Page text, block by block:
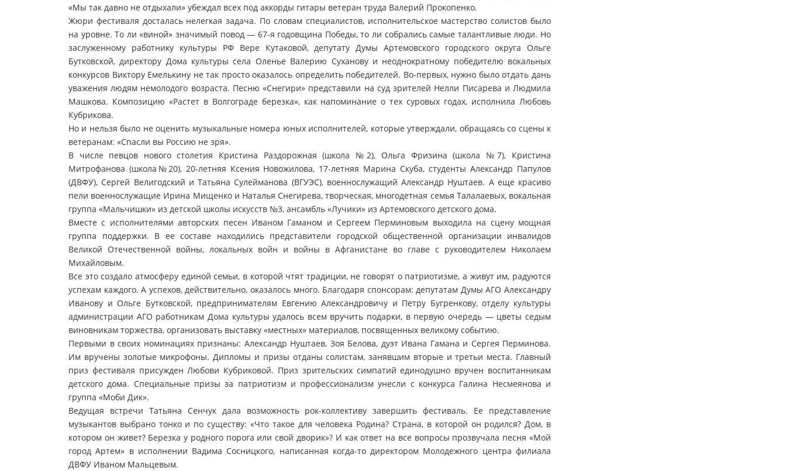
«Мы так давно не отдыхали» убеждал всех под аккорды гитары ветеран труда Валерий Прокопенко.
Жюри фестиваля досталась нелегкая задача. По словам специалистов, исполнительское мастерство солистов было
на уровне. То ли «виной» значимый повод — 67-я годовщина Победы, то ли собрались самые талантливые люди. Но
заслуженному работнику культуры РФ Вере Кутаковой, депутату Думы Артемовского городского округа Ольге
Бутковской, директору Дома культуры села Оленье Валерию Суханову и неоднократному победителю вокальных
конкурсов Виктору Емелькину не так просто оказалось определить победителей. Во-первых, нужно было отдать дань
уважения людям немолодого возраста. Песню «Снегири» представили на суд зрителей Нелли Писарева и Людмила
Машкова. Композицию «Растет в Волгограде березка», как напоминание о тех суровых годах, исполнила Любовь
Кубрикова.
Но и нельзя было не оценить музыкальные номера юных исполнителей, которые утверждали, обращаясь со сцены к
ветеранам: «Спасли вы Россию не зря».
В числе певцов нового столетия Кристина Раздорожная (школа №2), Ольга Фризина (школа №7), Кристина
Митрофанова (школа№20), 20-летняя Ксения Новожилова, 17-летняя Марина Скуба, студенты Александр Папулов
(ДВФУ), Сергей Велигодский и Татьяна Сулейманова (ВГУЭС), военнослужащий Александр Нуштаев. А еще красиво
пели военнослужащие Ирина Мищенко и Наталья Снегирева, творческая, многодетная семья Талалаевых, вокальная
группа «Мальчишки» из детской школы искусств №3, ансамбль «Лучики» из Артемовского детского дома.
Вместе с исполнителями авторских песен Иваном Гаманом и Сергеем Перминовым выходила на сцену мощная
группа поддержки. В ее составе находились представители городской общественной организации инвалидов
Великой Отечественной войны, локальных войн и войны в Афганистане во главе с руководителем Николаем
Михайловым.
Все это создало атмосферу единой семьи, в которой чтят традиции, не говорят о патриотизме, а живут им, радуются
успехам каждого. А успехов, действительно, оказалось много. Благодаря спонсорам: депутатам Думы АГО Александру
Иванову и Ольге Бутковской, предпринимателям Евгению Александровичу и Петру Бугренкову, отделу культуры
администрации АГО работникам Дома культуры удалось всем вручить подарки, в первую очередь — цветы седым
виновникам торжества, организовать выставку «местных» материалов, посвященных великому событию.
Первыми в своих номинациях признаны: Александр Нуштаев, Зоя Белова, дуэт Ивана Гамана и Сергея Перминова.
Им вручены золотые микрофоны. Дипломы и призы отданы солистам, занявшим вторые и третьи места. Главный
приз фестиваля присужден Любови Кубриковой. Приз зрительских симпатий единодушно вручен воспитанникам
детского дома. Специальные призы за патриотизм и профессионализм унесли с конкурса Галина Несмеянова и
группа «Моби Дик».
Ведущая встречи Татьяна Сенчук дала возможность рок-коллективу завершить фестиваль. Ее представление
музыкантов выбрано тонко и по существу: «Что такое для человека Родина? Страна, в которой он родился? Дом, в
котором он живет? Березка у родного порога или свой дворик»? И как ответ на все вопросы прозвучала песня «Мой
город Артем» в исполнении Вадима Сосницкого, написанная когда-то директором Молодежного центра филиала
ДВФУ Иваном Мальцевым.